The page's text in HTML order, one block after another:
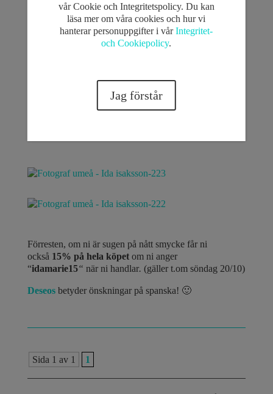
Förresten, om ni är sugen på nått smycke får ni
också 15% på hela köpetom ni anger
“idamarie15“ när ni handlar. (gäller t.om söndag 20/10)
Deseosbetyder önskningar på spanska! 🙂
Sida 1 av 1 1
vår Cookie och Integritetspolicy. Du kan
läsa mer om våra cookies och hur vi
hanterar personuppgifter i vårIntegritet-
och Cookiepolicy.
Jag förstår